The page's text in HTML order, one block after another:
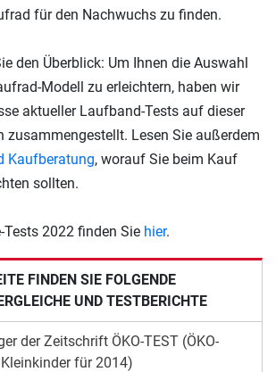
für den Nachwuchs zu finden.
den Überblick: Um Ihnen die Auswahl
Modell zu erleichtern, haben wir
aktueller Laufband-Tests auf dieser
zusammengestellt. Lesen Sie außerdem
Kaufberatung, worauf Sie beim Kauf
sollten.
Tests 2022 finden Sie hier.
FINDEN SIE FOLGENDE
UND TESTBERICHTE
der Zeitschrift ÖKO-TEST (ÖKO-
für 2014)